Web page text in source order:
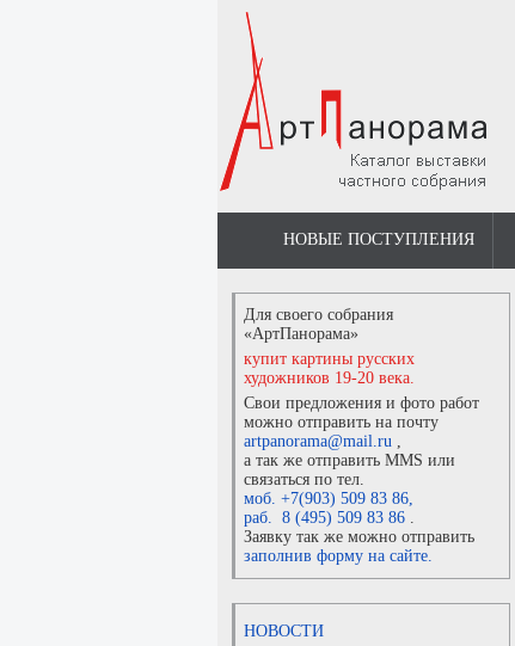
НОВЫЕ ПОСТУПЛЕНИЯ
Для своего собрания
«АртПанорама»
купит картины русских
художников 19-20 века.
Свои предложения и фото работ
можно отправить на почту
artpanorama@mail.ru ,
а так же отправить MMS или
связаться по тел.
моб. +7(903) 509 83 86,
раб. 8 (495) 509 83 86 .
Заявку так же можно отправить
заполнив форму на сайте.
НОВОСТИ